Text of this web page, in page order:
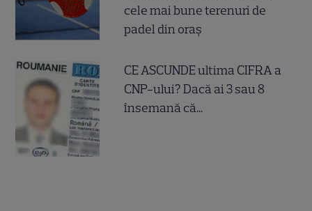
cele mai bune terenuri de
padel din oraș
CE ASCUNDE ultima CIFRA a
CNP-ului? Dacă ai 3 sau 8
însemană că...